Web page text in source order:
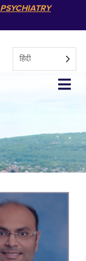
PSYCHIATRY
हिंदी